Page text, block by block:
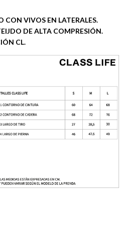
CON VIVOS EN LATERALES.
DE ALTA COMPRESIÓN.
CL.